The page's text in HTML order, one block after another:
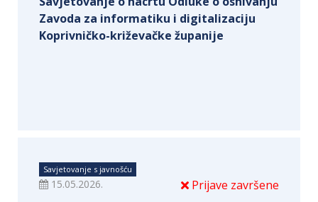
Zavoda za informatiku i digitalizaciju
Koprivničko-križevačke županije
Savjetovanje s javnošću
Prijave završene
15.05.2026.